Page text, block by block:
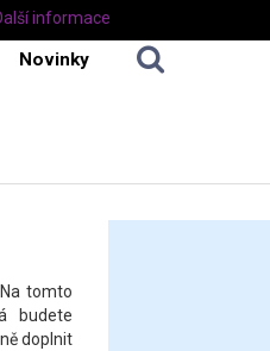
Novinky
tomto
budete
doplnit
informace